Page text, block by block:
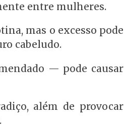
entre mulheres.
mas o excesso pode
cabeludo.
— pode causar
além de provocar